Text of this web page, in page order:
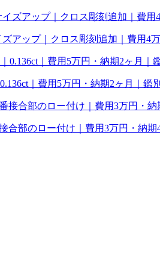
アップ｜クロス彫刻追加｜費用4
｜費用5万円・納期2ヶ月｜鑑
合部のロー付け｜費用3万円・納期